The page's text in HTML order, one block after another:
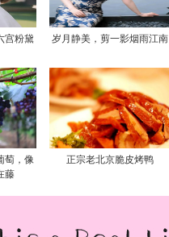
宫粉黛
岁月静美，剪一影烟雨江南
萄，像
藤
正宗老北京脆皮烤鸭